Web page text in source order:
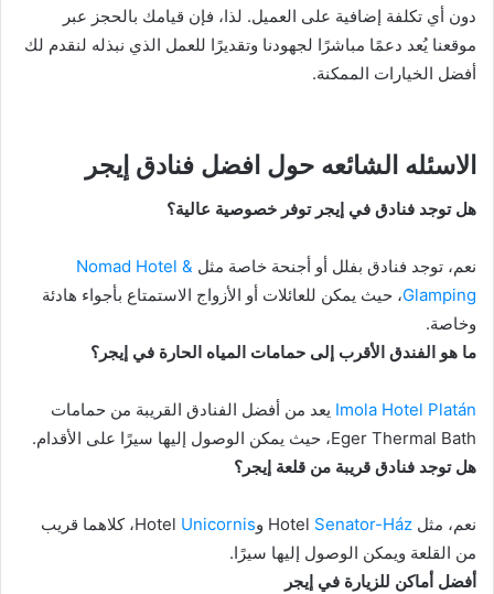
دون أي تكلفة إضافية على العميل. لذا، فإن قيامك بالحجز عبر
موقعنا يُعد دعمًا مباشرًا لجهودنا وتقديرًا للعمل الذي نبذله لنقدم لك
أفضل الخيارات الممكنة.
الاسئله الشائعه حول افضل فنادق إيجر
هل توجد فنادق في إيجر توفر خصوصية عالية؟
نعم، توجد فنادق بفلل أو أجنحة خاصة مثل Nomad Hotel &
Glamping، حيث يمكن للعائلات أو الأزواج الاستمتاع بأجواء هادئة
وخاصة.
ما هو الفندق الأقرب إلى حمامات المياه الحارة في إيجر؟
Imola Hotel Platán يعد من أفضل الفنادق القريبة من حمامات
Eger Thermal Bath، حيث يمكن الوصول إليها سيرًا على الأقدام.
هل توجد فنادق قريبة من قلعة إيجر؟
نعم، مثل Hotel Senator-Ház وHotelUnicornis
، كلاهما قريب
من القلعة ويمكن الوصول إليها سيرًا.
أفضل أماكن للزيارة في إيجر